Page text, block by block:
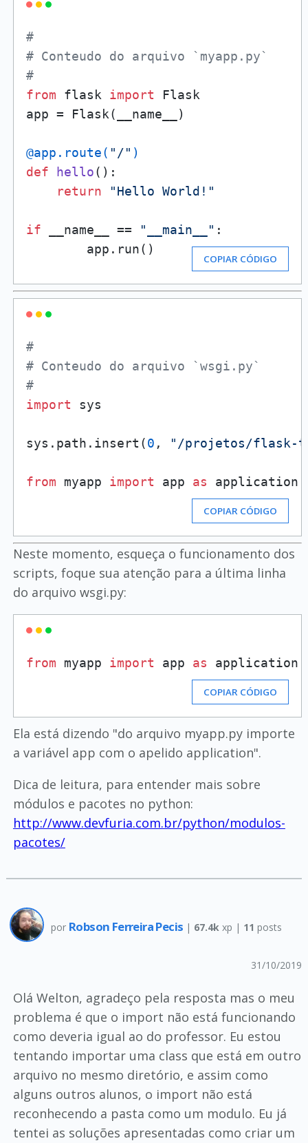
#
# Conteudo do arquivo `myapp.py`
#
from flask import Flask
app = Flask(__name__)
@app.route( "/" )
def
hello():
return
"Hello World!"
if __name__ == "__main__" :
        app.run()
COPIAR CÓDIGO
#
# Conteudo do arquivo `wsgi.py`
#
import sys
sys.path.insert(0 , "/projetos/flask-
from myapp import app as application
COPIAR CÓDIGO
Neste momento, esqueça o funcionamento dos
scripts, foque sua atenção para a última linha
do arquivo wsgi.py:
from myapp import app as application
COPIAR CÓDIGO
Ela está dizendo "do arquivo myapp.py importe
a variável app com o apelido application".
Dica de leitura, para entender mais sobre
módulos e pacotes no python:
http://www.devfuria.com.br/python/modulos-
pacotes/
por Robson Ferreira Pecis | 67.4k xp | 11 posts
31/10/2019
Olá Welton, agradeço pela resposta mas o meu
problema é que o import não está funcionando
como deveria igual ao do professor. Eu estou
tentando importar uma class que está em outro
arquivo no mesmo diretório, e assim como
alguns outros alunos, o import não está
reconhecendo a pasta como um modulo. Eu já
tentei as soluções apresentadas como criar um